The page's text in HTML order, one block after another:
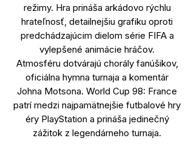
režimy. Hra prináša arkádovo rýchlu
hrateľnosť, detailnejšiu grafiku oproti
predchádzajúcim dielom série FIFA a
vylepšené animácie hráčov.
Atmosféru dotvárajú chorály fanúšikov,
oficiálna hymna turnaja a komentár
Johna Motsona. World Cup 98: France
patrí medzi najpamätnejšie futbalové hry
éry PlayStation a prináša jedinečný
zážitok z legendárneho turnaja.